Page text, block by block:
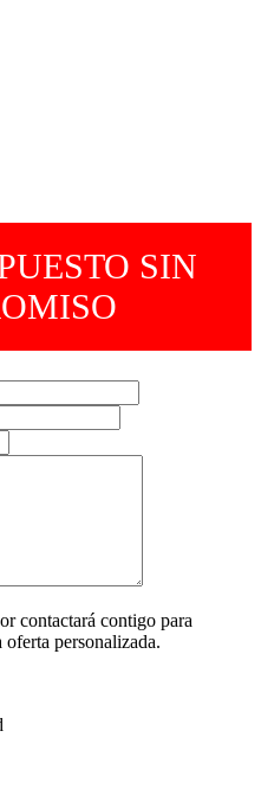
SIN
contactará contigo para
personalizada.